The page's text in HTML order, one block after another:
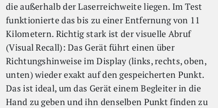
die außerhalb der Laserreichweite liegen. Im Test
funktionierte das bis zu einer Entfernung von 11
Kilometern. Richtig stark ist der visuelle Abruf
(Visual Recall): Das Gerät führt einen über
Richtungshinweise im Display (links, rechts, oben,
unten) wieder exakt auf den gespeicherten Punkt.
Das ist ideal, um das Gerät einem Begleiter in die
Hand zu geben und ihn denselben Punkt finden zu